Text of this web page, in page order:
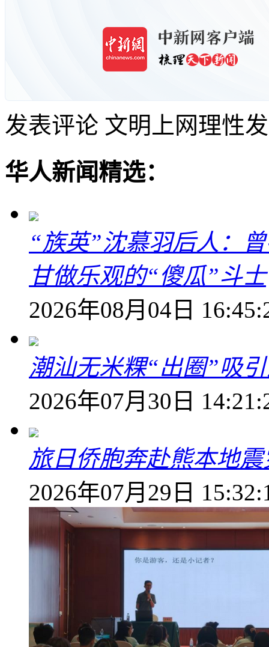
发表评论 文明上网理性
华人新闻精选：
“族英”沈慕羽后人：
甘做乐观的“傻瓜”斗士
2026年08月04日
潮汕无米粿“出圈”吸
2026年07月30日
旅日侨胞奔赴熊本地
2026年07月29日